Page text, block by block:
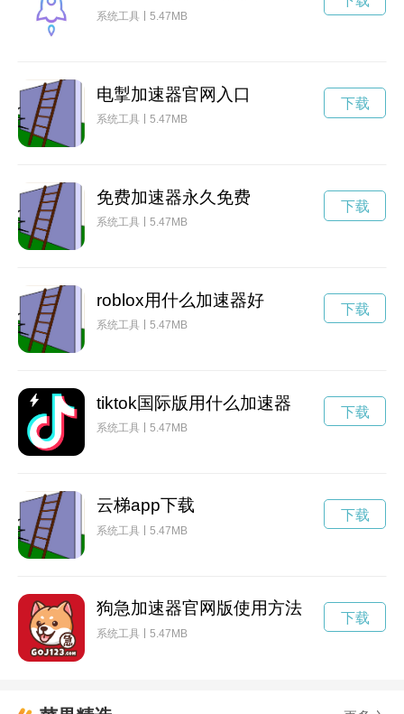
系统工具 5.47MB
电掣加速器官网入口
系统工具 5.47MB
下载
免费加速器永久免费
系统工具 5.47MB
下载
roblox用什么加速器好
系统工具 5.47MB
下载
tiktok国际版用什么加速器
系统工具 5.47MB
下载
云梯app下载
系统工具 5.47MB
下载
狗急加速器官网版使用方法
系统工具 5.47MB
下载